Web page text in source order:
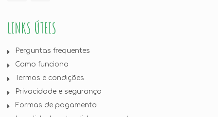
LINKS ÚTEIS
Perguntas frequentes
Como funciona
Termos e condições
Privacidade e segurança
Formas de pagamento